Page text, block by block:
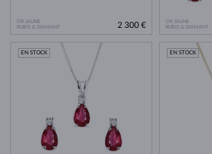
OR JAUNE
RUBIS & DIAMANT
2 300 €
OR JAUNE
RUBIS & DIAMANT
EN STOCK EN STOCK